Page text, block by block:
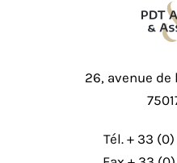
26, avenue de
Tél. + 33 (0)